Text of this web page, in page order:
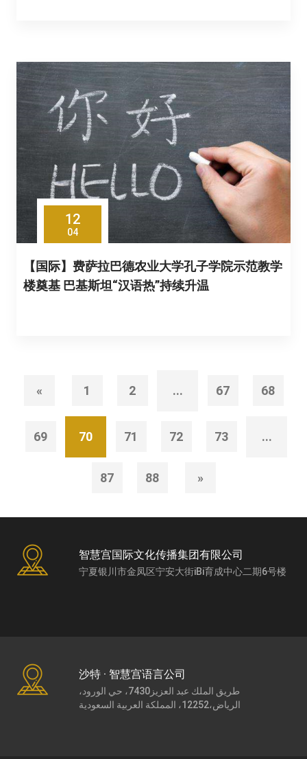
12
04
【国际】费萨拉巴德农业大学孔子学院示范教学
楼奠基 巴基斯坦“汉语热”持续升温
« 1 2 ... 67 68
69 70 71 72 73 ...
87 88 »
智慧宫国际文化传播集团有限公司
宁夏银川市金凤区宁安大街iBi育成中心二期6号楼
沙特 · 智慧宫语言公司
طريق الملك عبد العزيز7430، حي الورود،
الرياض،12252، المملكة العربية السعودية